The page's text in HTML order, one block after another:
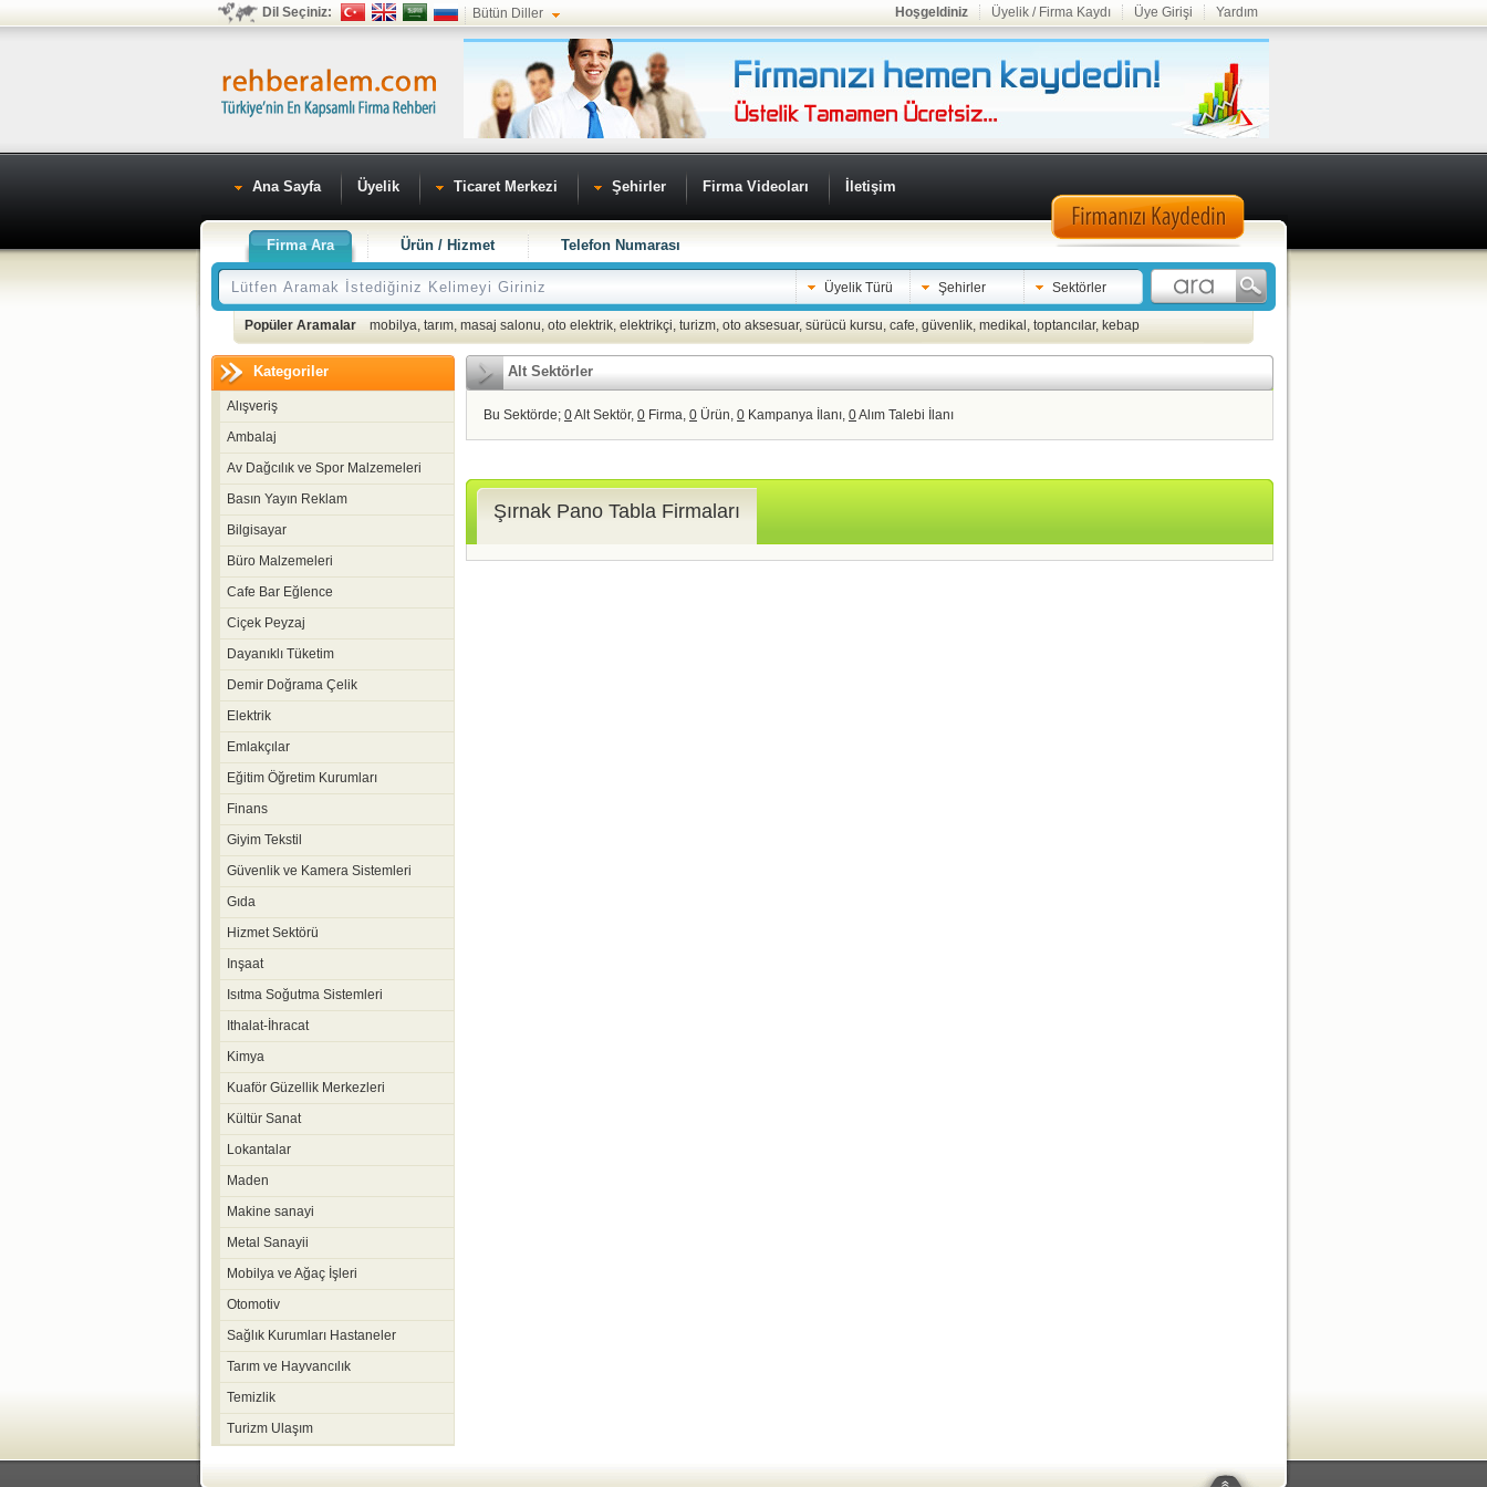
Dil Seçiniz: Bütün Diller Hoşgeldiniz Üyelik / Firma Kaydı Üye Girişi Yardım
Ana Sayfa Üyelik Ticaret Merkezi Şehirler Firma Videoları İletişim
Firma Ara Ürün / Hizmet Telefon Numarası
Üyelik Türü Şehirler Sektörler
Popüler Aramalar mobilya, tarım, masaj salonu, oto elektrik, elektrikçi, turizm, oto aksesuar, sürücü kursu, cafe, güvenlik, medikal , toptancılar, kebap
Kategoriler
Alışveriş
Ambalaj
Av Dağcılık ve Spor Malzemeleri
Basın Yayın Reklam
Bilgisayar
Büro Malzemeleri
Cafe Bar Eğlence
Ciçek Peyzaj
Dayanıklı Tüketim
Demir Doğrama Çelik
Elektrik
Emlakçılar
Eğitim Öğretim Kurumları
Finans
Giyim Tekstil
Güvenlik ve Kamera Sistemleri
Gıda
Hizmet Sektörü
Inşaat
Isıtma Soğutma Sistemleri
Ithalat-İhracat
Kimya
Kuaför Güzellik Merkezleri
Kültür Sanat
Lokantalar
Maden
Makine sanayi
Metal Sanayii
Mobilya ve Ağaç İşleri
Otomotiv
Sağlık Kurumları Hastaneler
Tarım ve Hayvancılık
Temizlik
Turizm Ulaşım
Alt Sektörler
Bu Sektörde; 0Alt Sektör, 0 Firma, 0 Ürün, 0 Kampanya İlanı, 0Alım Talebi İlanı
Şırnak Pano Tabla Firmaları